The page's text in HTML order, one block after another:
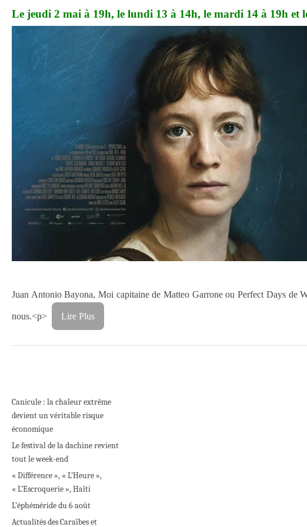
Le jeudi 2 mai à 19h, le lundi 13 à 14h, le mardi 14 à 19h et
Juan Antonio Bayona, Moi capitaine de Matteo Garrone ou Perfect Days de
nous.<p> Lire Plus
Canicule : la chaleur extrême
devient un véritable risque
économique
Le festival de la dachine revient
tout le week-end
« Différence », « L’Heure »,
« L’Escroquerie », Haïti
L’éphéméride du 6 août
Actualités des Caraïbes et